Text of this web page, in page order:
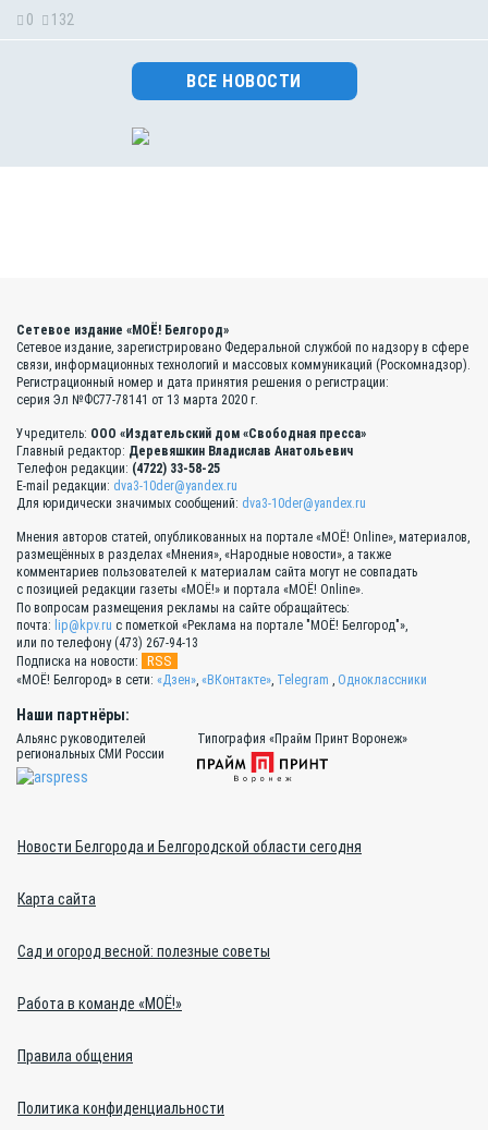
0 132
ВСЕ НОВОСТИ
Сетевое издание «МОЁ! Белгород»
Сетевое издание, зарегистрировано Федеральной службой по надзору в сфере
связи, информационных технологий и массовых коммуникаций (Роскомнадзор).
Регистрационный номер и дата принятия решения о регистрации:
серия Эл №ФС77-78141 от 13 марта 2020 г.
Учредитель: ООО «Издательский дом «Свободная пресса»
Главный редактор: Деревяшкин Владислав Анатольевич
Телефон редакции: (4722) 33-58-25
E-mail редакции: dva3-10der@yandex.ru
Для юридически значимых сообщений: dva3-10der@yandex.ru
Мнения авторов статей, опубликованных на портале «МОЁ! Online», материалов,
размещённых в разделах «Мнения», «Народные новости», а также
комментариев пользователей к материалам сайта могут не совпадать
с позицией редакции газеты «МОЁ!» и портала «МОЁ! Online».
По вопросам размещения рекламы на сайте обращайтесь:
почта: lip@kpv.ru с пометкой «Реклама на портале "МОЁ! Белгород"»,
или по телефону (473) 267-94-13
Подписка на новости:
RSS
«МОЁ! Белгород» в сети: «Дзен» «ВКонтакте» Telegram Одноклассники
Наши партнёры:
Альянс руководителей
региональных СМИ России
Типография «Прайм Принт Воронеж»
Новости Белгорода и Белгородской области сегодня
Карта сайта
Сад и огород весной: полезные советы
Работа в команде «МОЁ!»
Правила общения
Политика конфиденциальности